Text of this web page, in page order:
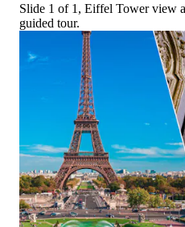
Slide 1 of 1, Eiffel Tower view
guided tour.